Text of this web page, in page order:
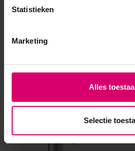
Statistieken
Marketing
Alles
Selectie